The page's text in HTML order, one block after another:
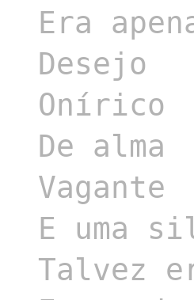
Era
Desejo
Onírico
De alma
Vagante
E uma
Talvez